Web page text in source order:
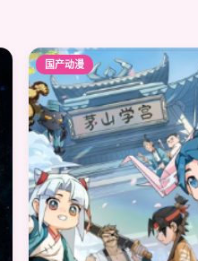
国产动漫